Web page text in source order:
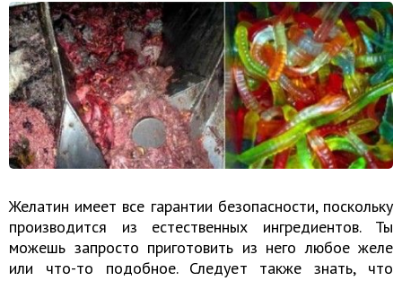
Желатин имеет все гарантии безопасности, поскольку
производится из естественных ингредиентов. Ты
можешь запросто приготовить из него любое желе
или что-то подобное. Следует также знать, что